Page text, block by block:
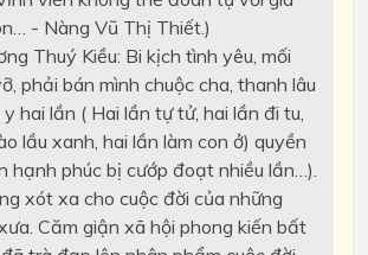
- Nàng Vũ Thị Thiết.)
Thuý Kiều: Bi kịch tình yêu, mối
phải bán mình chuộc cha, thanh lâu
hai lần ( Hai lần tự tử, hai lần đi tu,
lầu xanh, hai lần làm con ở) quyền
hạnh phúc bị cướp đoạt nhiều lần…).
xót xa cho cuộc đời của những
Căm giận xã hội phong kiến bất